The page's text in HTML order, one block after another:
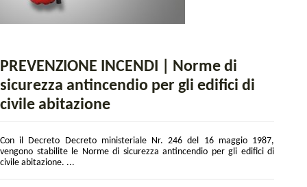
PREVENZIONE INCENDI | Norme di
sicurezza antincendio per gli edifici di
civile abitazione
Con il Decreto Decreto ministeriale Nr. 246 del 16 maggio 1987,
vengono stabilite le Norme di sicurezza antincendio per gli edifici di
civile abitazione. ...